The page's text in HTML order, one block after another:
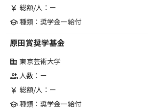
currency_yen 総額/人：ー
school 種類：奨学金ー給付
原田賞奨学基金
corporate_fare 東京芸術大学
group人数：ー
currency_yen 総額/人：ー
school 種類：奨学金ー給付